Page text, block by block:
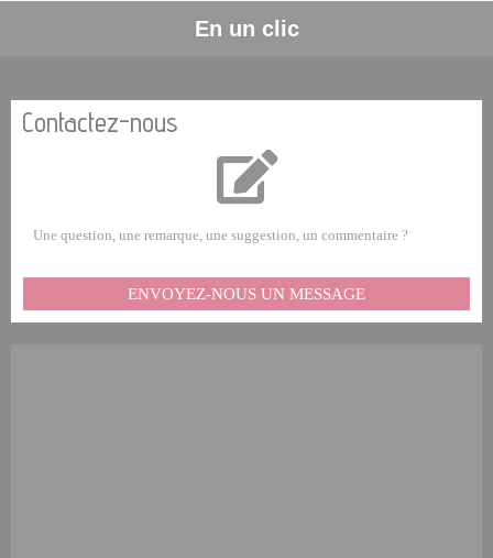
En un clic
Contactez-nous
Une question, une remarque, une suggestion, un commentaire ?
ENVOYEZ-NOUS UN MESSAGE